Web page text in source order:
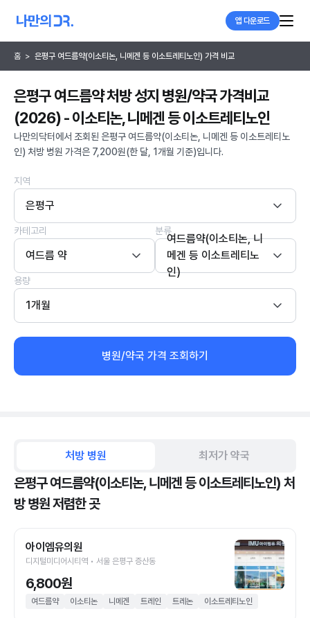
앱 다운로드
홈 > 은평구 여드름약(이소티논, 니메겐 등 이소트레티노인) 가격 비교
은평구 여드름약 처방 성지 병원/약국 가격비교
(2026) - 이소티논, 니메겐 등 이소트레티노인
나만의닥터에서 조회된 은평구 여드름약(이소티논, 니메겐 등 이소트레티노
인) 처방 병원 가격은 7,200원(한 달, 1개월 기준)입니다.
지역
은평구
카테고리
여드름 약
분류
여드름약(이소티논, 니
메겐 등 이소트레티노
인)
용량
1개월
병원/약국 가격 조회하기
처방 병원 최저가 약국
은평구 여드름약(이소티논, 니메겐 등 이소트레티노인) 처
방 병원 저렴한 곳
아이엠유의원
디지털미디어시티역 • 서울 은평구 증산동
6,800원
여드름약 이소티논 니메겐 트레인 트레논 이소트레티노인